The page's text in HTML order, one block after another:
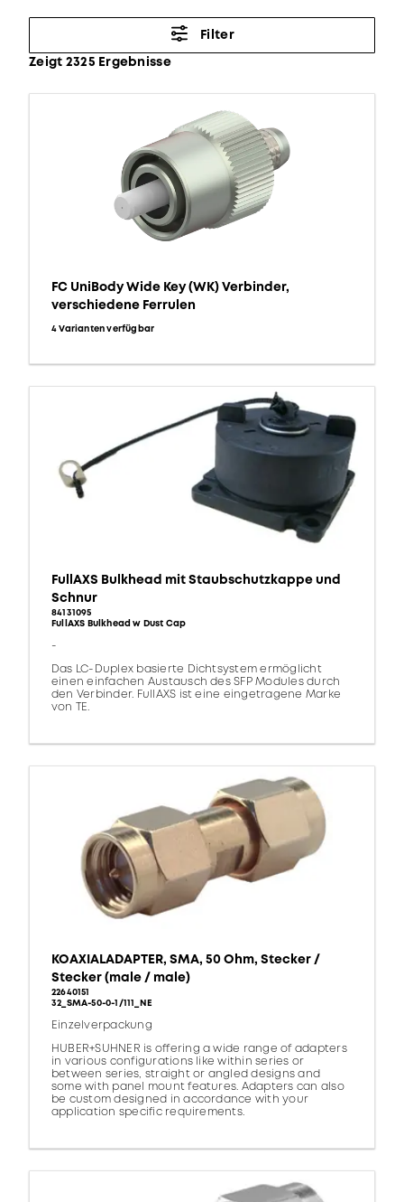
Filter
Zeigt 2325 Ergebnisse
FC UniBody Wide Key (WK) Verbinder,
verschiedene Ferrulen
4 Varianten verfügbar
FullAXS Bulkhead mit Staubschutzkappe und
Schnur
84131095
FullAXS Bulkhead w Dust Cap
-
Das LC-Duplex basierte Dichtsystem ermöglicht
einen einfachen Austausch des SFP Modules durch
den Verbinder. FullAXS ist eine eingetragene Marke
von TE.
KOAXIALADAPTER, SMA, 50 Ohm, Stecker /
Stecker (male / male)
22640151
32_SMA-50-0-1/111_NE
Einzelverpackung
HUBER+SUHNER is offering a wide range of adapters
in various configurations like within series or
between series, straight or angled designs and
some with panel mount features. Adapters can also
be custom designed in accordance with your
application specific requirements.